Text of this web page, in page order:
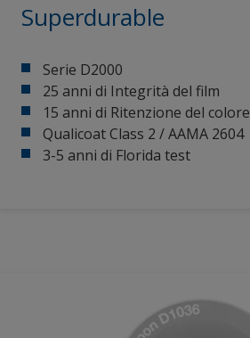
Superdurable
Serie D2000
25 anni di Integrità del film
15 anni di Ritenzione del colore
Qualicoat Class 2 / AAMA 2604
3-5 anni di Florida test